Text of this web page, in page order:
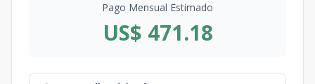
Pago Mensual Estimado
US$ 471.18